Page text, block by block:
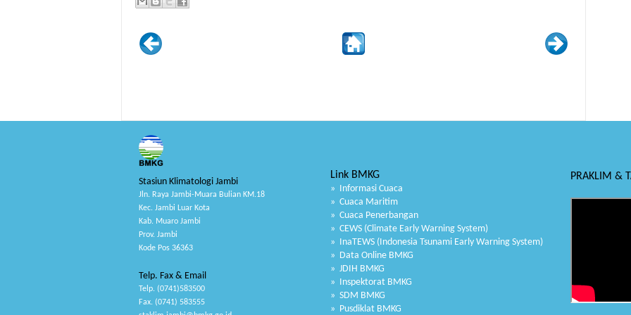
Stasiun Klimatologi Jambi
Jln. Raya Jambi-Muara Bulian KM.18
Kec. Jambi Luar Kota
Kab. Muaro Jambi
Prov. Jambi
Kode Pos 36363
Telp. Fax & Email
Telp. (0741)583500
Fax. (0741) 583555
Link BMKG
» Informasi Cuaca
» Cuaca Maritim
» Cuaca Penerbangan
» CEWS (Climate Early Warning System)
» InaTEWS (Indonesia Tsunami Early Warning System)
» Data Online BMKG
» JDIH BMKG
» Inspektorat BMKG
» SDM BMKG
» Pusdiklat BMKG
PRAKLIM &